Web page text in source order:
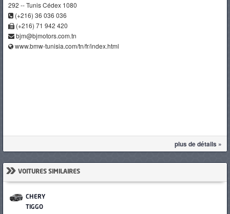
292 -- Tunis Cédex 1080
(+216) 36 036 036
(+216) 71 942 420
bjm@bjmotors.com.tn
www.bmw-tunisia.com/tn/fr/index.html
plus de détails »
» VOITURES SIMILAIRES
CHERY
TIGGO